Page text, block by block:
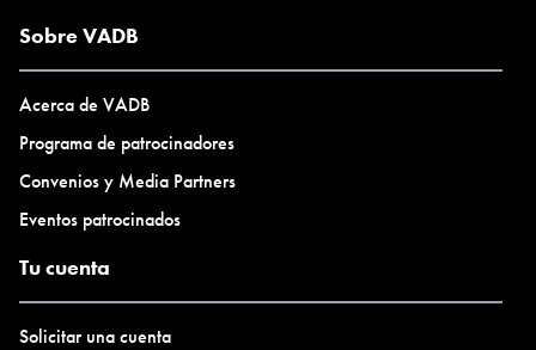
Sobre VADB
Acerca de VADB
Programa de patrocinadores
Convenios y Media Partners
Eventos patrocinados
Tu cuenta
Solicitar una cuenta